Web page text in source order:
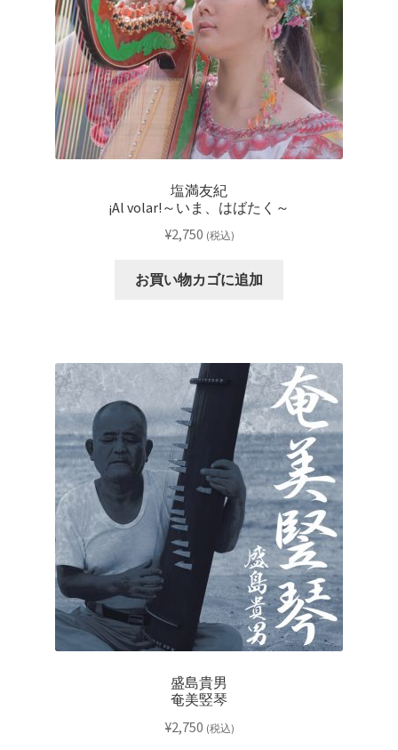
塩満友紀
¡Al volar!～いま、はばたく～
¥2,750 (税込)
お買い物カゴに追加
盛島貴男
奄美竪琴
¥2,750 (税込)